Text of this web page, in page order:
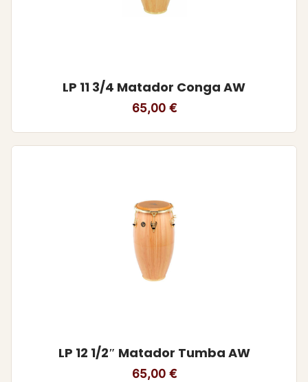
LP 11 3/4 Matador Conga AW
65,00 €
LP 12 1/2″ Matador Tumba AW
65,00 €